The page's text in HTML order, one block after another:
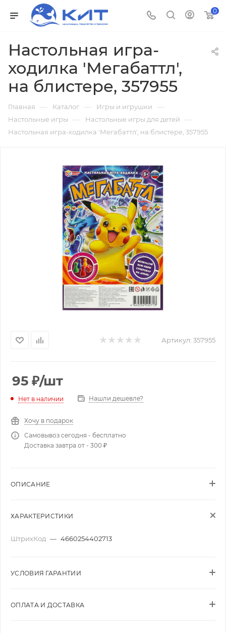
0
Настольная игра-
ходилка 'Мегабаттл',
на блистере, 357955
Главная — Каталог — Игры и игрушки —
Настольные игры — Настольные игры для детей —
Настольная игра-ходилка 'Мегабаттл', на блистере, 357955
Артикул: 357955
95 ₽/шт
Нет в наличии Нашли дешевле?
Хочу в подарок
Самовывоз сегодня - бесплатно
Доставка завтра от - 300 ₽
ОПИСАНИЕ
ХАРАКТЕРИСТИКИ
ШтрихКод — 4660254402713
УСЛОВИЯ ГАРАНТИИ
ОПЛАТА И ДОСТАВКА